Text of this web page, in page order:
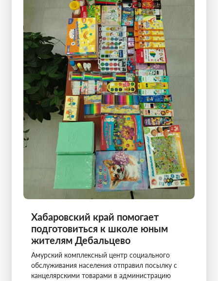
Хабаровский край помогает
подготовиться к школе юным
жителям Дебальцево
Амурский комплексный центр социального
обслуживания населения отправил посылку с
канцелярскими товарами в администрацию